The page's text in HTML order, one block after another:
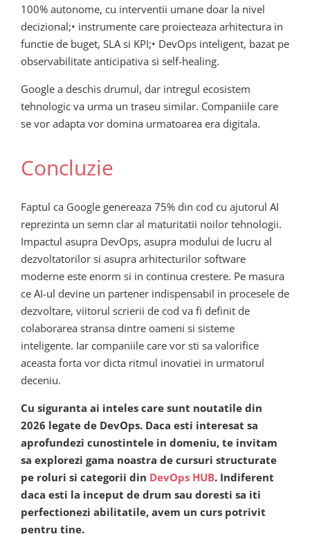
100% autonome, cu interventii umane doar la nivel
decizional;• instrumente care proiecteaza arhitectura in
functie de buget, SLA si KPI;• DevOps inteligent, bazat pe
observabilitate anticipativa si self-healing.
Google a deschis drumul, dar intregul ecosistem
tehnologic va urma un traseu similar. Companiile care
se vor adapta vor domina urmatoarea era digitala.
Concluzie
Faptul ca Google genereaza 75% din cod cu ajutorul AI
reprezinta un semn clar al maturitatii noilor tehnologii.
Impactul asupra DevOps, asupra modului de lucru al
dezvoltatorilor si asupra arhitecturilor software
moderne este enorm si in continua crestere. Pe masura
ce AI-ul devine un partener indispensabil in procesele de
dezvoltare, viitorul scrierii de cod va fi definit de
colaborarea stransa dintre oameni si sisteme
inteligente. Iar companiile care vor sti sa valorifice
aceasta forta vor dicta ritmul inovatiei in urmatorul
deceniu.
Cu siguranta ai inteles care sunt noutatile din
2026 legate de DevOps. Daca esti interesat sa
aprofundezi cunostintele in domeniu, te invitam
sa explorezi gama noastra de cursuri structurate
pe roluri si categorii din DevOps HUB. Indiferent
daca esti la inceput de drum sau doresti sa iti
perfectionezi abilitatile, avem un curs potrivit
pentru tine.